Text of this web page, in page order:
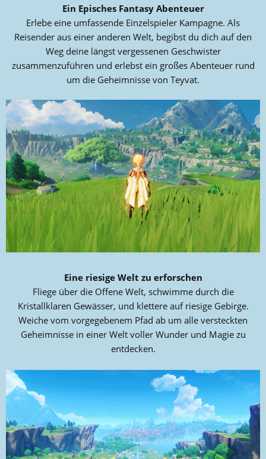
Ein Episches Fantasy Abenteuer
Erlebe eine umfassende Einzelspieler Kampagne. Als
Reisender aus einer anderen Welt, begibst du dich auf den
Weg deine längst vergessenen Geschwister
zusammenzuführen und erlebst ein großes Abenteuer rund
um die Geheimnisse von Teyvat.
Eine riesige Welt zu erforschen
Fliege über die Offene Welt, schwimme durch die
Kristallklaren Gewässer, und klettere auf riesige Gebirge.
Weiche vom vorgegebenem Pfad ab um alle versteckten
Geheimnisse in einer Welt voller Wunder und Magie zu
entdecken.